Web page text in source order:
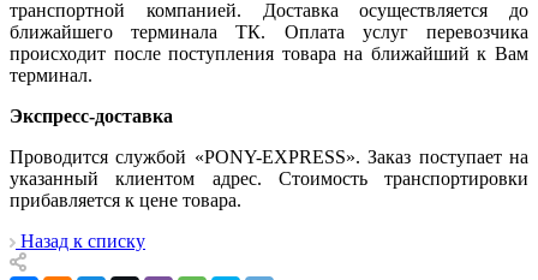
транспортной компанией. Доставка осуществляется до
ближайшего терминала ТК. Оплата услуг перевозчика
происходит после поступления товара на ближайший к Вам
терминал.
Экспресс-доставка
Проводится службой «PONY-EXPRESS». Заказ поступает на
указанный клиентом адрес. Стоимость транспортировки
прибавляется к цене товара.
Назад к списку